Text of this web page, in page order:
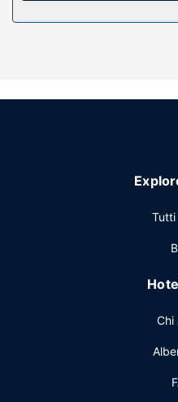
Scopri i molti servizi
colazione a buffet è
Potrai usufruire di
disponibili per eventi.
troverai il un parcheggio (a
Tutti
Chi